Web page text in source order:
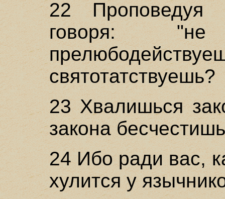
22 Проповедуя
говоря: "не
святотатствуешь?
23 Хвалишься
закона
24 Ибо ради вас,
хулится у